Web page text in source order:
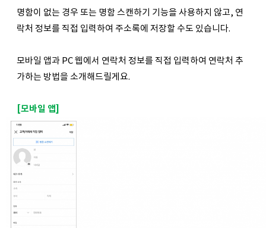
명함이 없는 경우 또는 명함 스캔하기 기능을 사용하지 않고, 연
락처 정보를 직접 입력하여 주소록에 저장할 수도 있습니다.
모바일 앱과 PC 웹에서 연락처 정보를 직접 입력하여 연락처 추
가하는 방법을 소개해드릴게요.
[모바일 앱]